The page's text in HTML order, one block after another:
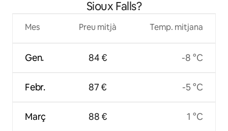
Sioux Falls?
Mes
Gen.
Febr.
Març
Preu mitjà
84 €
87 €
88 €
Temp. mitjana
-8 °C
-5 °C
1 °C